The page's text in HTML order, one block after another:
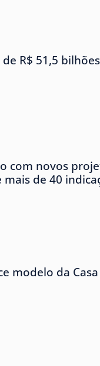
R$ 51,5
com novos
de 40
modelo da